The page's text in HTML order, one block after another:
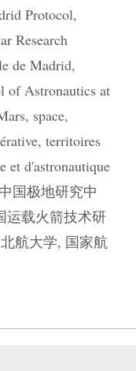
Protocol,
Research
de Madrid,
of Astronautics at
, space,
, territoires
et d'astronautique
中国极地研究中
运载火箭技术研
北航大学, 国家航